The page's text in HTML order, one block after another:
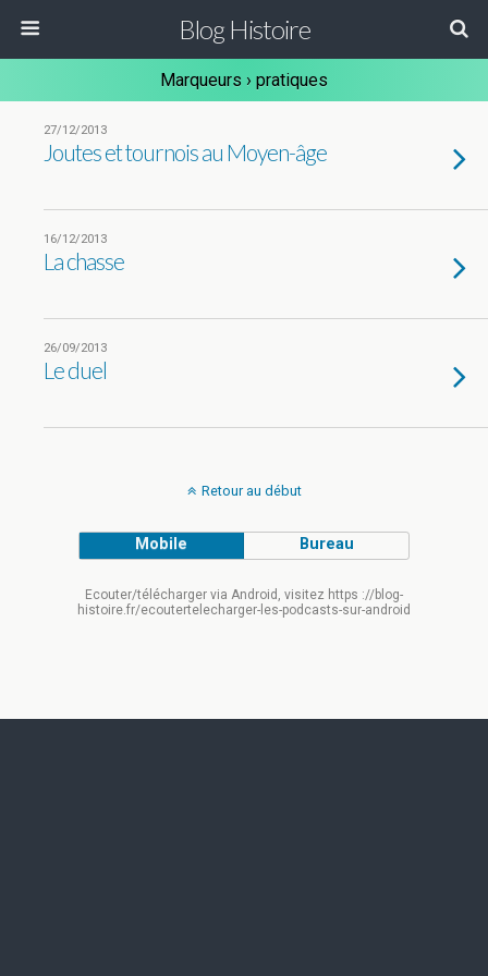
Blog Histoire
Marqueurs › pratiques
27/12/2013
Joutes et tournois au Moyen-âge
16/12/2013
La chasse
26/09/2013
Le duel
Retour au début
Mobile Bureau
Ecouter/télécharger via Android, visitez https ://blog-
histoire.fr/ecoutertelecharger-les-podcasts-sur-android